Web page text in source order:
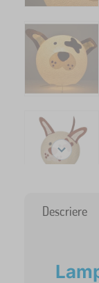
Descriere